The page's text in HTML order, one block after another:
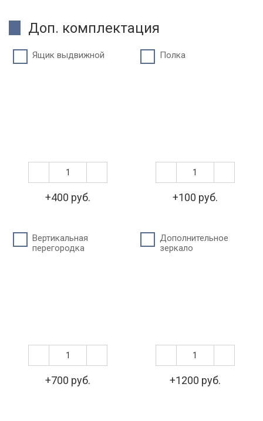
Доп. комплектация
Ящик выдвижной
+400 руб.
Полка
+100 руб.
Вертикальная
перегородка
+700 руб.
Дополнительное
зеркало
+1200 руб.